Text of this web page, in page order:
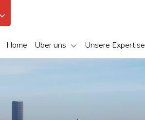
Home Über uns Unsere Expertise